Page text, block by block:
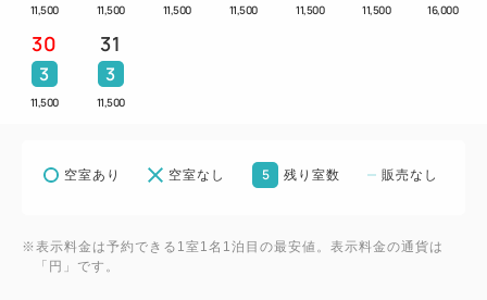
・1部屋各1アイテムずつのご用意です。
・お持ち帰りはいただけませんので、あらかじめご了
承ください。
小学生のお子様迄無料にて承ります。（ベッド1台に
【アクセス】
11,500 11,500 11,500 11,500 11,500 11,500 16,000
30
3
11,500
31
3
11,500
空室あり 空室なし 5 残り室数 販売なし
※表示料金は予約できる1室1名1泊目の最安値。表示料金の通貨は
「円」です。